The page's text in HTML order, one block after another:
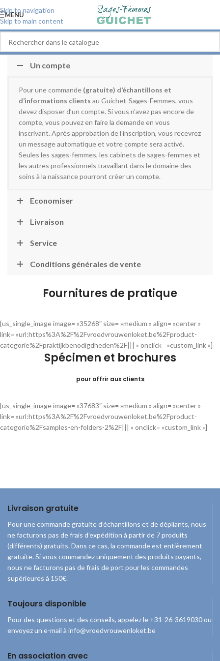
Skip to navigation
Skip to main content
MENU
Un compte
Pour une commande (gratuite) d’échantillons et
d’informations clients au Guichet-Sages-Femmes, vous
devez disposer d’un compte. Si vous n’avez pas encore de
compte, vous pouvez en faire la demande en vous
inscrivant. Après approbation de l’inscription, vous recevrez
un message automatique et votre compte sera activé.
Seules les sages-femmes, les cabinets de sages-femmes et
les autres professionnels travaillant dans le domaine des
soins à la naissance pourront créer un compte.
Economiser
Livraison
Service
Conditions générales de vente
Fournitures de pratique
[us_single_image image= »35268″ size= »medium » align= »center »
link= »url:https%3A%2F%2Fvroedvrouwenloket.be%2Fproduct-
categorie%2Fpraktijkbenodigdheden%2F||| » onclick= »custom_link »]
Spécimen et brochures
pour offrir aux clients
[us_single_image image= »37683″ size= »medium » align= »center »
link= »url:https%3A%2F%2Fvroedvrouwenloket.be%2Fproduct-
categorie%2Fsamples-en-folders-2%2F||| » onclick= »custom_link »]
Livraison gratuite
Pour une commande gratuite d’échantillons et de dépliants, nous
ne facturons pas de frais d’expédition à partir de 7 produits
(différents) gratuits. Dans ce cas, la commande est entièrement
gratuite. Si vous commandez uniquement des produits payants,
nous ne facturons pas de frais de port pour les commandes
supérieures à 150€.
Toujours disponible
Pour des questions et des conseils, appelez le +31-26-3619030 ou
envoyez un e-mail à info@vroedvrouwenloket.be
En association avec